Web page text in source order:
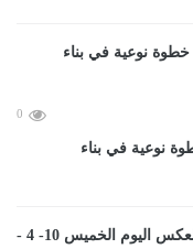
0
نوعية في بناء